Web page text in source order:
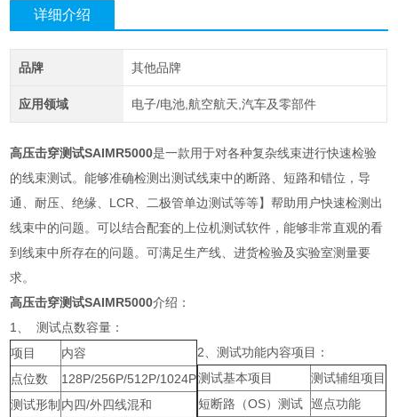
详细介绍
品牌 其他品牌
应用领域 电子/电池,航空航天,汽车及零部件
高压击穿测试SAIMR5000是一款用于对各种复杂线束进行快速检验
的线束测试。能够准确检测出测试线束中的断路、短路和错位，导
通、耐压、绝缘、LCR、二极管单边测试等等】帮助用户快速检测出
线束中的问题。可以结合配套的上位机测试软件，能够非常直观的看
到线束中所存在的问题。可满足生产线、进货检验及实验室测量要
求。
高压击穿测试SAIMR5000介绍：
1、 测试点数容量：
项目
内容
点位数
128P/256P/512P/1024P
测试形制 内四/外四线混和
2、测试功能内容项目：
测试基本项目
测试辅组项目
短断路（OS）测试 巡点功能